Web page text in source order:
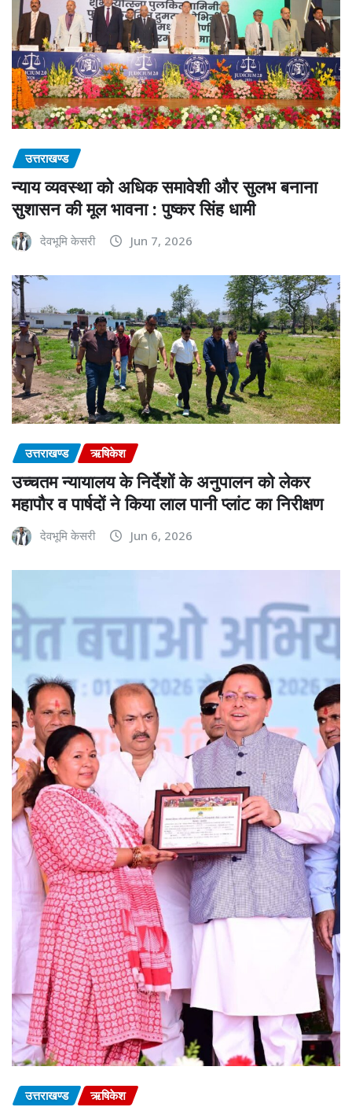
उत्तराखण्ड
न्याय व्यवस्था को अधिक समावेशी और सुलभ बनाना
सुशासन की मूल भावना : पुष्कर सिंह धामी
देवभूमि केसरी Jun 7, 2026
उत्तराखण्ड ऋषिकेश
उच्चतम न्यायालय के निर्देशों के अनुपालन को लेकर
महापौर व पार्षदों ने किया लाल पानी प्लांट का निरीक्षण
देवभूमि केसरी Jun 6, 2026
उत्तराखण्ड ऋषिकेश